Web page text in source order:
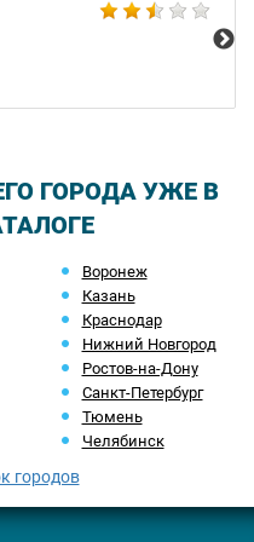
ГОРОДА УЖЕ В
Воронеж
Казань
Краснодар
Нижний Новгород
Ростов-на-Дону
Санкт-Петербург
Тюмень
Челябинск
городов